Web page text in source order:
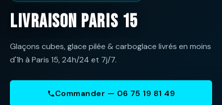
Livraison Paris 15
Glaçons cubes, glace pilée & carboglace livrés en moins
d'1h à Paris 15, 24h/24 et 7j/7.
Commander — 06 75 19 81 49